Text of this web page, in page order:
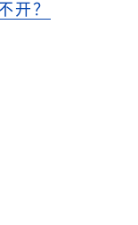
开？